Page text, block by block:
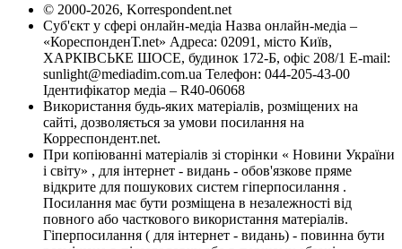
© 2000-2026, Korrespondent.net
Суб'єкт у сфері онлайн-медіа Назва онлайн-медіа –
«КореспонденТ.net» Адреса: 02091, місто Київ,
ХАРКІВСЬКЕ ШОСЕ, будинок 172-Б, офіс 208/1 E-mail:
sunlight@mediadim.com.ua Телефон: 044-205-43-00
Ідентифікатор медіа – R40-06068
Використання будь-яких матеріалів, розміщених на
сайті, дозволяється за умови посилання на
Корреспондент.net.
При копіюванні матеріалів зі сторінки « Новини України
і світу» , для інтернет - видань - обов'язкове пряме
відкрите для пошукових систем гіперпосилання .
Посилання має бути розміщена в незалежності від
повного або часткового використання матеріалів.
Гіперпосилання ( для інтернет - видань) - повинна бути